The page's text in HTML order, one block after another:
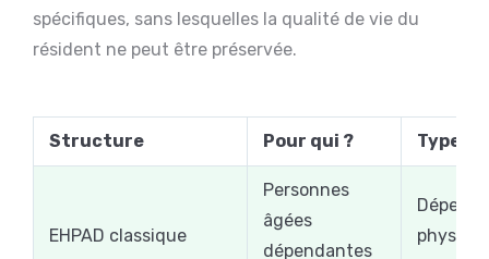
spécifiques, sans lesquelles la qualité de vie du
résident ne peut être préservée.
Structure Pour qui ? Type
EHPAD classique
Personnes
âgées
dépendantes